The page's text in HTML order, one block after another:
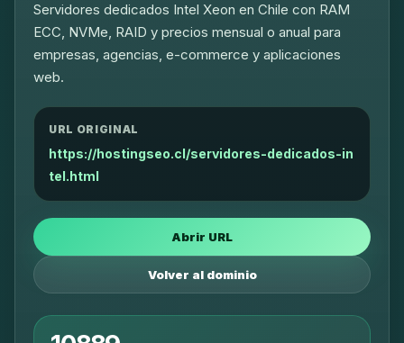
Servidores dedicados Intel Xeon en Chile con RAM
ECC, NVMe, RAID y precios mensual o anual para
empresas, agencias, e-commerce y aplicaciones
web.
URL ORIGINAL
https://hostingseo.cl/servidores-dedicados-in
tel.html
Abrir URL
Volver al dominio